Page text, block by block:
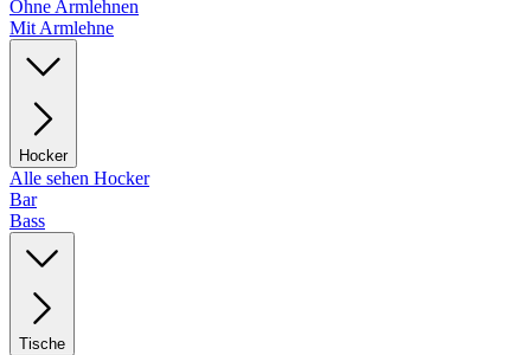
Ohne Armlehnen
Mit Armlehne
Hocker
Alle sehen Hocker
Bar
Bass
Tische